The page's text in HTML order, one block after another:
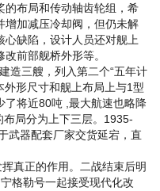
的布局和传动轴齿轮组，希
增加减压冷却阀，但仍未解
心缺陷，设计人员还对舰上
前部舰桥外形等。
三艘，列入第二个“五年计
形尺寸和舰上布局上与1型
了将近80吨 ,最大航速也略降
局分为上下三层。1935-
武器配套厂家交货延宕，直
真正的作用。二战结束后明
格勒号一起接受现代化改